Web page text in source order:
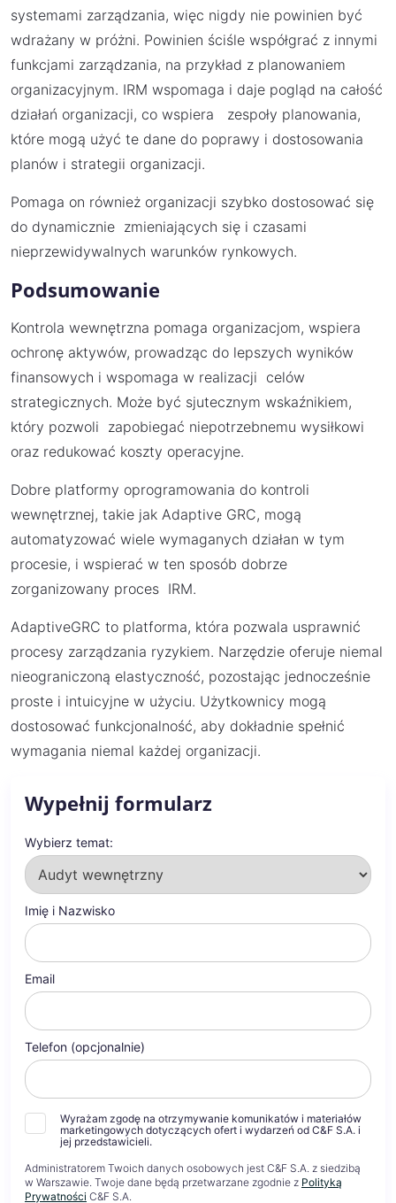
systemami zarządzania, więc nigdy nie powinien być
wdrażany w próżni. Powinien ściśle współgrać z innymi
funkcjami zarządzania, na przykład z planowaniem
organizacyjnym. IRM wspomaga i daje pogląd na całość
działań organizacji, co wspiera zespoły planowania,
które mogą użyć te dane do poprawy i dostosowania
planów i strategii organizacji.
Pomaga on również organizacji szybko dostosować się
do dynamicznie zmieniających się i czasami
nieprzewidywalnych warunków rynkowych.
Podsumowanie
Kontrola wewnętrzna pomaga organizacjom, wspiera
ochronę aktywów, prowadząc do lepszych wyników
finansowych i wspomaga w realizacji celów
strategicznych. Może być sjutecznym wskaźnikiem,
który pozwoli zapobiegać niepotrzebnemu wysiłkowi
oraz redukować koszty operacyjne.
Dobre platformy oprogramowania do kontroli
wewnętrznej, takie jak Adaptive GRC, mogą
automatyzować wiele wymaganych działan w tym
procesie, i wspierać w ten sposób dobrze
zorganizowany proces IRM.
AdaptiveGRC to platforma, która pozwala usprawnić
procesy zarządzania ryzykiem. Narzędzie oferuje niemal
nieograniczoną elastyczność, pozostając jednocześnie
proste i intuicyjne w użyciu. Użytkownicy mogą
dostosować funkcjonalność, aby dokładnie spełnić
wymagania niemal każdej organizacji.
Wypełnij formularz
Wybierz temat:
Imię i Nazwisko
Email
Telefon (opcjonalnie)
Wyrażam zgodę na otrzymywanie komunikatów i materiałów
marketingowych dotyczących ofert i wydarzeń od C&F S.A. i
jej przedstawicieli.
Administratorem Twoich danych osobowych jest C&F S.A. z siedzibą
w Warszawie. Twoje dane będą przetwarzane zgodnie z Polityką
Prywatności C&F S.A.